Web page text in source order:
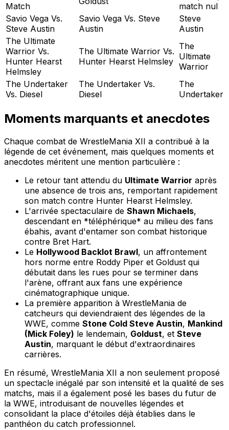
Match
match nul
Savio Vega Vs.
Steve Austin
Savio Vega Vs. Steve
Austin
Steve
Austin
The Ultimate
Warrior Vs.
Hunter Hearst
Helmsley
The Ultimate Warrior Vs.
Hunter Hearst Helmsley
The
Ultimate
Warrior
The Undertaker
Vs. Diesel
The Undertaker Vs.
Diesel
The
Undertaker
Moments marquants et anecdotes
Chaque combat de WrestleMania XII a contribué à la
légende de cet événement, mais quelques moments et
anecdotes méritent une mention particulière :
Le retour tant attendu du Ultimate Warrior après
une absence de trois ans, remportant rapidement
son match contre Hunter Hearst Helmsley.
L'arrivée spectaculaire de Shawn Michaels,
descendant en *téléphérique* au milieu des fans
ébahis, avant d'entamer son combat historique
contre Bret Hart.
Le Hollywood Backlot Brawl, un affrontement
hors norme entre Roddy Piper et Goldust qui
débutait dans les rues pour se terminer dans
l'arène, offrant aux fans une expérience
cinématographique unique.
La première apparition à WrestleMania de
catcheurs qui deviendraient des légendes de la
WWE, comme Stone Cold Steve Austin, Mankind
(Mick Foley) le lendemain, Goldust, et Steve
Austin, marquant le début d'extraordinaires
carrières.
En résumé, WrestleMania XII a non seulement proposé
un spectacle inégalé par son intensité et la qualité de ses
matchs, mais il a également posé les bases du futur de
la WWE, introduisant de nouvelles légendes et
consolidant la place d'étoiles déjà établies dans le
panthéon du catch professionnel.